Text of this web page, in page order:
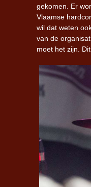
gekomen. Er
Vlaamse
wil dat weten
van de
moet het zijn.